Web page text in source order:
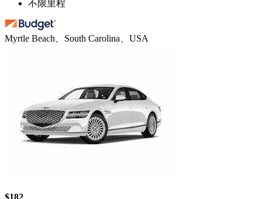
不限里程
Myrtle Beach、South Carolina、USA
$182